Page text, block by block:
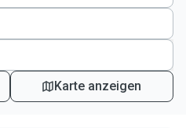
Karte anzeigen